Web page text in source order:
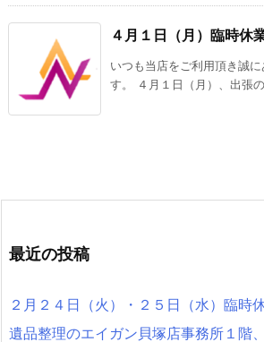
４月１日（月）臨時休
いつも当店をご利用頂き誠
す。 ４月１日（月）、出張
最近の投稿
２月２４日（火）・２５日（水）臨時
遺品整理のエイガン貝塚店事務所１階